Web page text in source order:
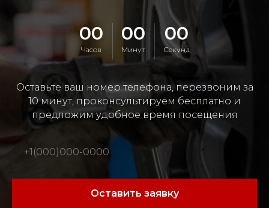
00
Часов
00
Минут
00
Секунд
Оставьте ваш номер телефона, перезвоним за
10 минут, проконсультируем бесплатно и
предложим удобное время посещения
Оставить заявку